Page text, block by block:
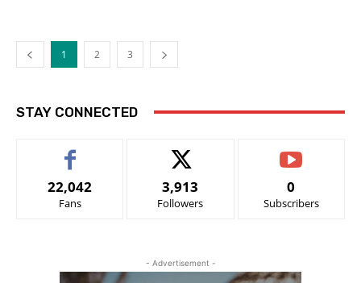
1 2 3
STAY CONNECTED
22,042
Fans
3,913
Followers
0
Subscribers
- Advertisement -